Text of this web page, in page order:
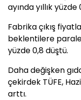
ayında yıllık
Fabrika çıkış
beklentilere
yüzde 0,8 düştü.
Daha değişken
çekirdek TÜFE,
arttı.